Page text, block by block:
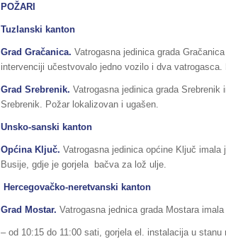
POŽARI
Tuzlanski kanton
Grad Gračanica. Vatrogasna jedinica grada
intervenciji učestvovalo jedno vozilo i dva vatrogasca.
Grad Srebrenik. Vatrogasna jedinica grada
Srebrenik. Požar lokalizovan i ugašen.
Unsko-sanski kanton
Općina Ključ. Vatrogasna jedinica općine Ključ
Busije, gdje je gorjela bačva za lož ulje.
Hercegovačko-neretvanski kanton
Grad Mostar. Vatrogasna jednica grada Mostara
– od 10:15 do 11:00 sati, gorjela el. instalacija u stanu